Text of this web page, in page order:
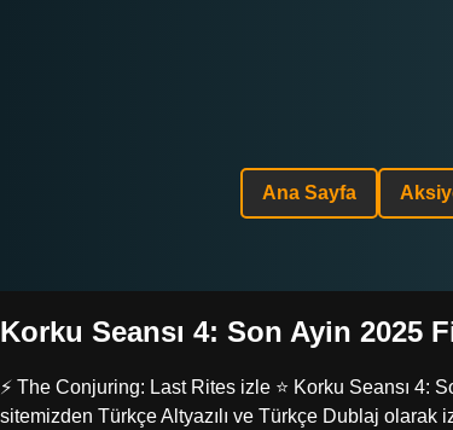
Ana Sayfa
Korku Seansı 4: Son Ayin 2025
⚡ The Conjuring: Last Rites izle ⭐ Korku Seansı
sitemizden Türkçe Altyazılı ve Türkçe Dublaj olarak